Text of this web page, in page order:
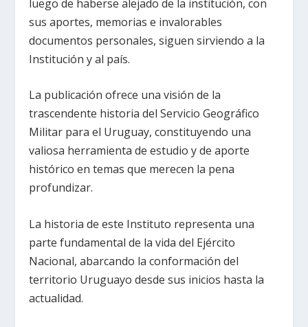
luego de haberse alejado de la institución, con
sus aportes, memorias e invalorables
documentos personales, siguen sirviendo a la
Institución y al país.
La publicación ofrece una visión de la
trascendente historia del Servicio Geográfico
Militar para el Uruguay, constituyendo una
valiosa herramienta de estudio y de aporte
histórico en temas que merecen la pena
profundizar.
La historia de este Instituto representa una
parte fundamental de la vida del Ejército
Nacional, abarcando la conformación del
territorio Uruguayo desde sus inicios hasta la
actualidad.